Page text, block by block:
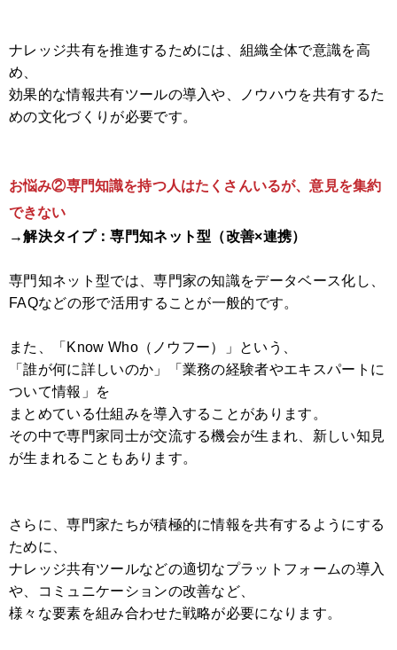
ナレッジ共有を推進するためには、組織全体で意識を高
め、
効果的な情報共有ツールの導入や、ノウハウを共有するた
めの文化づくりが必要です。
お悩み②専門知識を持つ人はたくさんいるが、意見を集約
できない
→解決タイプ：専門知ネット型（改善×連携）
専門知ネット型では、専門家の知識をデータベース化し、
FAQなどの形で活用することが一般的です。
また、「Know Who（ノウフー）」という、
「誰が何に詳しいのか」「業務の経験者やエキスパートに
ついて情報」を
まとめている仕組みを導入することがあります。
その中で専門家同士が交流する機会が生まれ、新しい知見
が生まれることもあります。
さらに、専門家たちが積極的に情報を共有するようにする
ために、
ナレッジ共有ツールなどの適切なプラットフォームの導入
や、コミュニケーションの改善など、
様々な要素を組み合わせた戦略が必要になります。